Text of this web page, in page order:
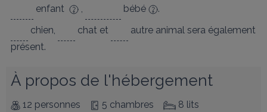
enfant
, bébé
.
chien, chat et autre animal sera également
présent.
À propos de l'hébergement
12 personnes 5 chambres
8 lits